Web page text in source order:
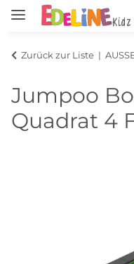
Zurück zur Liste
Jumpoo
Quadrat 4